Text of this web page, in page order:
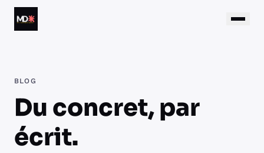
Aller au contenu
Matthieu Daumain
BLOG
Du concret, par
écrit.